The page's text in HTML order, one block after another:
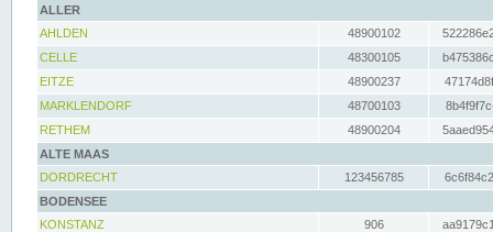
ALLER
AHLDEN
48900102
CELLE
48300105
EITZE
48900237
MARKLENDORF
48700103
RETHEM
48900204
ALTE MAAS
DORDRECHT
123456785
BODENSEE
KONSTANZ
906